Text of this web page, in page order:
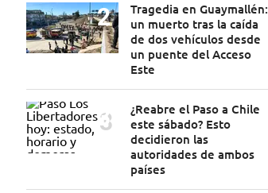
Tragedia en Guaymallén:
un muerto tras la caída
de dos vehículos desde
un puente del Acceso
Este
¿Reabre el Paso a Chile
este sábado? Esto
decidieron las
autoridades de ambos
países